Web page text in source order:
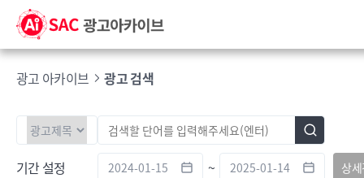
광고 아카이브 광고 검색
기간 설정 ~ 상